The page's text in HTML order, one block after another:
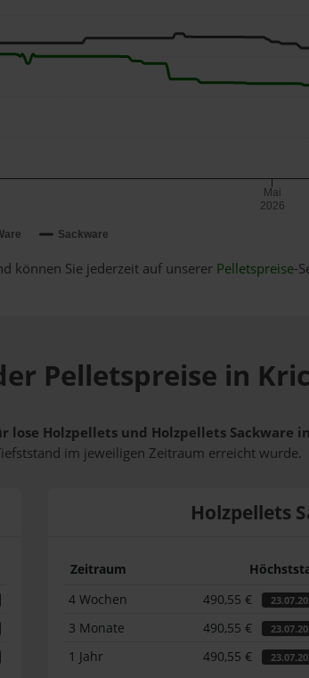
Sackware
Mai
2026
können Sie jederzeit auf unserer Pelletspreise-
Pelletspreise in
Holzpellets und Holzpellets Sackware
im jeweiligen Zeitraum erreicht wurde.
Holzpellets
Zeitraum
4 Wochen
490,55 €
3 Monate 490,55 €
1 Jahr 490,55 €